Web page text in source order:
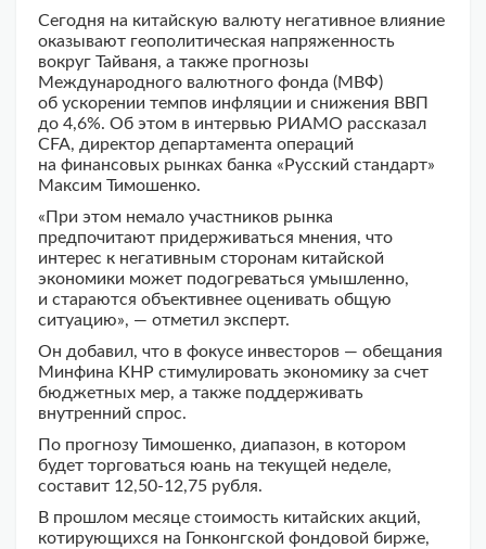
Сегодня на китайскую валюту негативное влияние
оказывают геополитическая напряженность
вокруг Тайваня, а также прогнозы
Международного валютного фонда (МВФ)
об ускорении темпов инфляции и снижения ВВП
до 4,6%. Об этом в интервью РИАМО рассказал
CFA, директор департамента операций
на финансовых рынках банка «Русский стандарт»
Максим Тимошенко.
«При этом немало участников рынка
предпочитают придерживаться мнения, что
интерес к негативным сторонам китайской
экономики может подогреваться умышленно,
и стараются объективнее оценивать общую
ситуацию», — отметил эксперт.
Он добавил, что в фокусе инвесторов — обещания
Минфина КНР стимулировать экономику за счет
бюджетных мер, а также поддерживать
внутренний спрос.
По прогнозу Тимошенко, диапазон, в котором
будет торговаться юань на текущей неделе,
составит 12,50-12,75 рубля.
В прошлом месяце стоимость китайских акций,
котирующихся на Гонконгской фондовой бирже,